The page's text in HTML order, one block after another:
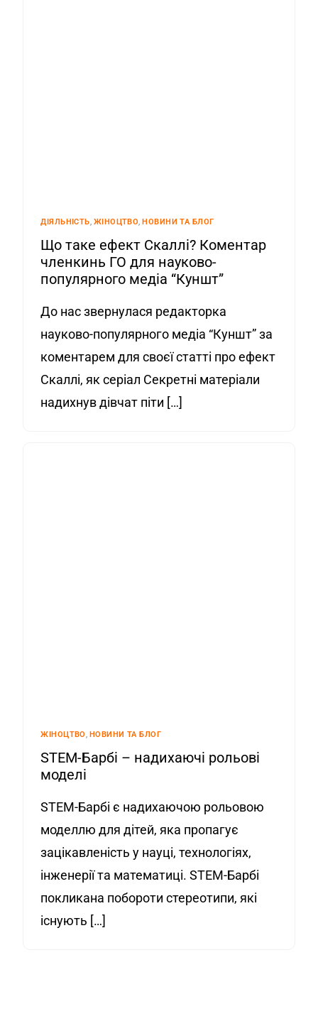
ДІЯЛЬНІСТЬ, ЖІНОЦТВО, НОВИНИ ТА БЛОГ
Що таке ефект Скаллі? Коментар
членкинь ГО для науково-
популярного медіа “Куншт”
До нас звернулася редакторка
науково-популярного медіа “Куншт” за
коментарем для своєї статті про ефект
Скаллі, як серіал Секретні матеріали
надихнув дівчат піти […]
ЖІНОЦТВО, НОВИНИ ТА БЛОГ
STEM-Барбі – надихаючі рольові
моделі
STEM-Барбі є надихаючою рольовою
моделлю для дітей, яка пропагує
зацікавленість у науці, технологіях,
інженерії та математиці. STEM-Барбі
покликана побороти стереотипи, які
існують […]